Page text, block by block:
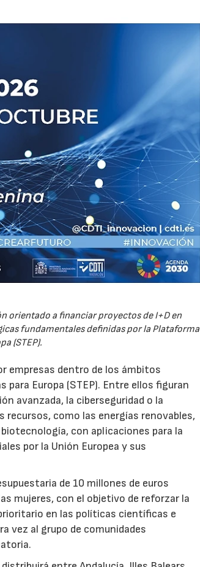
orientado a financiar proyectos de I+D en
fundamentales definidas por la Plataforma
(STEP).
empresas dentro de los ámbitos
Europa (STEP). Entre ellos figuran
avanzada, la ciberseguridad o la
como las energías renovables,
con aplicaciones para la
por la Unión Europea y sus
de 10 millones de euros
mujeres, con el objetivo de reforzar la
en las políticas científicas e
vez al grupo de comunidades